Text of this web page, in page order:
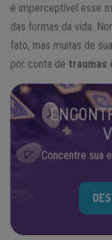
é imperceptível esse
das formas da vida.
fato, mas muitas de
por conta de traumas
Concentre sua